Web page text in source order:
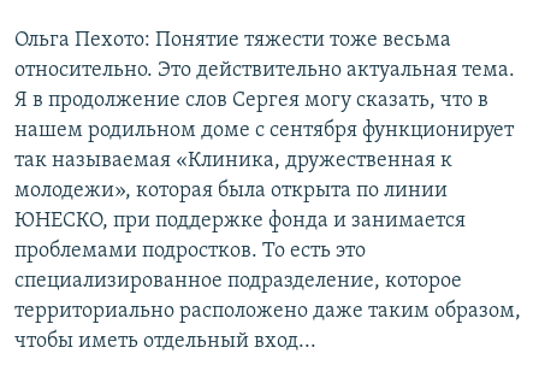
Ольга Пехото: Понятие тяжести тоже весьма
относительно. Это действительно актуальная тема.
Я в продолжение слов Сергея могу сказать, что в
нашем родильном доме с сентября функционирует
так называемая «Клиника, дружественная к
молодежи», которая была открыта по линии
ЮНЕСКО, при поддержке фонда и занимается
проблемами подростков. То есть это
специализированное подразделение, которое
территориально расположено даже таким образом,
чтобы иметь отдельный вход...